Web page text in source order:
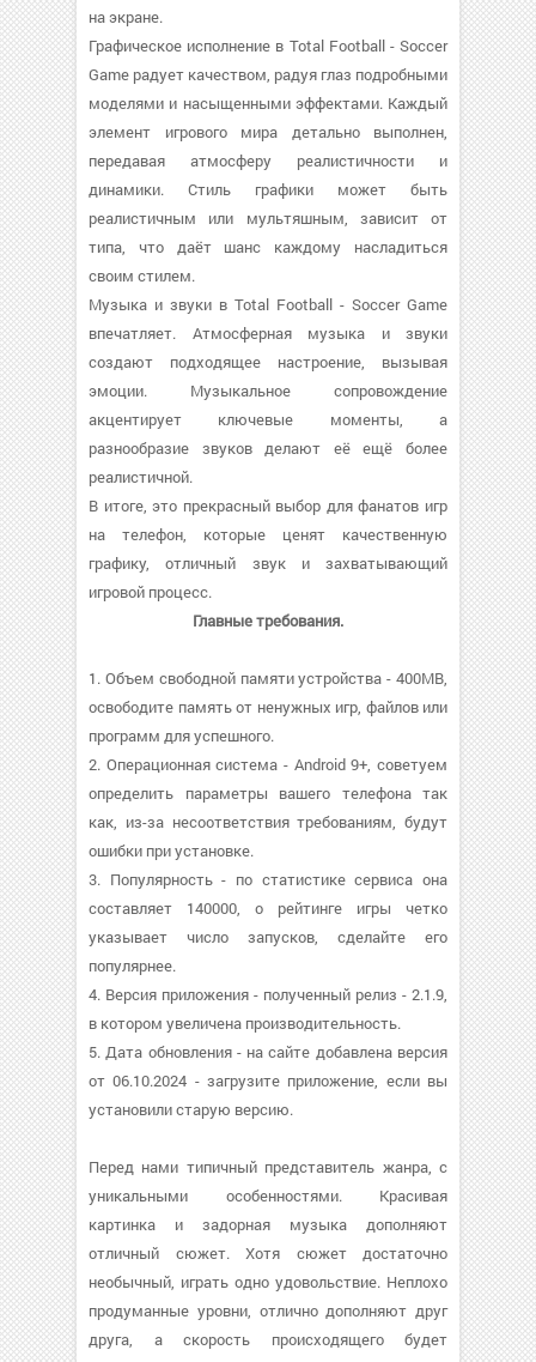
на экране.
Графическое исполнение в Total Football - Soccer
Game радует качеством, радуя глаз подробными
моделями и насыщенными эффектами. Каждый
элемент игрового мира детально выполнен,
передавая атмосферу реалистичности и
динамики. Стиль графики может быть
реалистичным или мультяшным, зависит от
типа, что даёт шанс каждому насладиться
своим стилем.
Музыка и звуки в Total Football - Soccer Game
впечатляет. Атмосферная музыка и звуки
создают подходящее настроение, вызывая
эмоции. Музыкальное сопровождение
акцентирует ключевые моменты, а
разнообразие звуков делают её ещё более
реалистичной.
В итоге, это прекрасный выбор для фанатов игр
на телефон, которые ценят качественную
графику, отличный звук и захватывающий
игровой процесс.
Главные требования.
1. Объем свободной памяти устройства - 400MB,
освободите память от ненужных игр, файлов или
программ для успешного.
2. Операционная система - Android 9+, советуем
определить параметры вашего телефона так
как, из-за несоответствия требованиям, будут
ошибки при установке.
3. Популярность - по статистике сервиса она
составляет 140000, о рейтинге игры четко
указывает число запусков, сделайте его
популярнее.
4. Версия приложения - полученный релиз - 2.1.9,
в котором увеличена производительность.
5. Дата обновления - на сайте добавлена версия
от 06.10.2024 - загрузите приложение, если вы
установили старую версию.
Перед нами типичный представитель жанра, с
уникальными особенностями. Красивая
картинка и задорная музыка дополняют
отличный сюжет. Хотя сюжет достаточно
необычный, играть одно удовольствие. Неплохо
продуманные уровни, отлично дополняют друг
друга, а скорость происходящего будет